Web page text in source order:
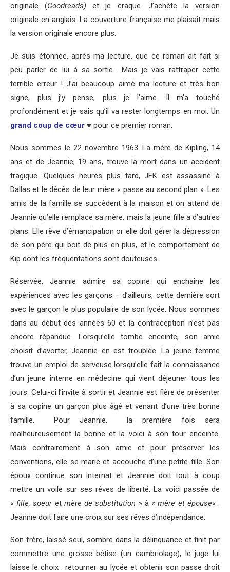
originale (Goodreads)et je craque. J’achète la version
originale en anglais. La couverture française me plaisait mais
la version originale encore plus.
Je suis étonnée, après ma lecture, que ce roman ait fait si
peu parler de lui à sa sortie …Mais je vais rattraper cette
terrible erreur ! J’ai beaucoup aimé ma lecture et très bon
signe, plus j’y pense, plus je l’aime. Il m’a touché
profondément et je sais qu’il va rester longtemps en moi. Un
grand coup de cœur ♥ pour ce premier roman.
Nous sommes le 22 novembre 1963. La mère de Kipling, 14
ans et de Jeannie, 19 ans, trouve la mort dans un accident
tragique. Quelques heures plus tard, JFK est assassiné à
Dallas et le décès de leur mère « passe au second plan ». Les
amis de la famille se succèdent à la maison et on attend de
Jeannie qu’elle remplace sa mère, mais la jeune fille a d’autres
plans. Elle rêve d’émancipation or elle doit gérer la dépression
de son père qui boit de plus en plus, et le comportement de
Kip dont les fréquentations sont douteuses.
Réservée, Jeannie admire sa copine qui enchaine les
expériences avec les garçons – d’ailleurs, cette dernière sort
avec le garçon le plus populaire de son lycée. Nous sommes
dans au début des années 60 et la contraception n’est pas
encore répandue. Lorsqu’elle tombe enceinte, son amie
choisit d’avorter, Jeannie en est troublée. La jeune femme
trouve un emploi de serveuse lorsqu’elle fait la connaissance
d’un jeune interne en médecine qui vient déjeuner tous les
jours. Celui-ci l’invite à sortir et Jeannie est fière de présenter
à sa copine un garçon plus âgé et venant d’une très bonne
famille. Pour Jeannie, la première fois sera
malheureusement la bonne et la voici à son tour enceinte.
Mais contrairement à son amie et pour préserver les
conventions, elle se marie et accouche d’une petite fille. Son
époux continue son internat et Jeannie doit tout à coup
mettre un voile sur ses rêves de liberté. La voici passée de
«fille, soeuret mère de substitution » à «mère et épouse« .
Jeannie doit faire une croix sur ses rêves d’indépendance.
Son frère, laissé seul, sombre dans la délinquance et finit par
commettre une grosse bêtise (un cambriolage), le juge lui
laisse le choix : retourner au lycée et obtenir son passe droit